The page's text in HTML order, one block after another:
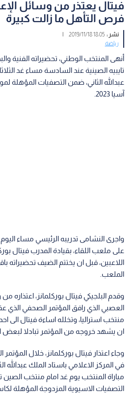
فيتال يعتذر من وسائل
فرص التأهل ما زالت كبيرة
نشر :18:05 2019/11/18
|
رياضة
أنهى المنتخب الوطني، تحضيراته الفنية
تايبيه الصينية عند السادسة مساء غد
آسيا 2023.
على ملعب اللقاء، بقيادة المدرب فيتال
اللاعبين، قبل ان يختتم الضيف تحضيراته
الملعب.
وقدم البلجيكي فيتال بوركلمانز، اعتذاره
العصبي الذي رافق المؤتمر الصحفي الذي
منتخب استراليا، وتخلله اساءة فيتال الى
ان يشهد خروجه من المؤتمر تبادلا لبعض
وجاء اعتذار فيتال بوركلمانز، خلال
في المركز الاعلامي باستاد الملك عبدالله
مباراة المنتخب يوم غد امام منتخب الصين